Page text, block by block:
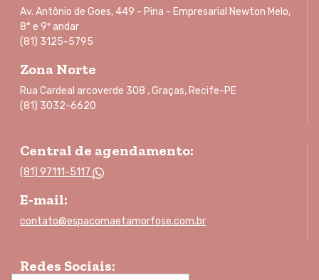
Av. Antônio de Goes, 449 - Pina - Empresarial Newton Melo,
8° e 9º andar
(81) 3125-5795
Zona Norte
Rua Cardeal arcoverde 308 , Graças, Recife-PE
(81) 3032-6620
Central de agendamento:
(81) 97111-5117
E-mail:
contato@espacomaetamorfose.com.br
Redes Sociais: